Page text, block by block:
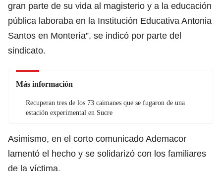
gran parte de su vida al magisterio y a la educación
pública laboraba en la Institución Educativa Antonia
Santos en Montería”, se indicó por parte del
sindicato.
Más información
Recuperan tres de los 73 caimanes que se fugaron de una
estación experimental en Sucre
Asimismo, en el corto comunicado Ademacor
lamentó el hecho y se solidarizó con los familiares
de la víctima.